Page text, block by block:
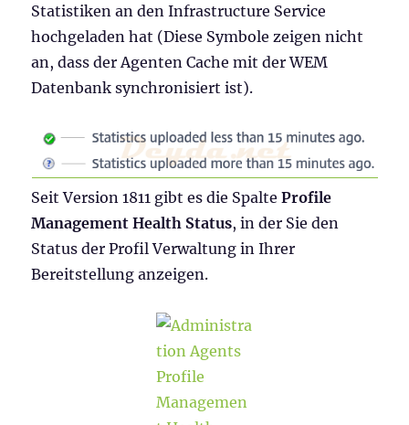
Statistiken an den Infrastructure Service
hochgeladen hat (Diese Symbole zeigen nicht
an, dass der Agenten Cache mit der WEM
Datenbank synchronisiert ist).
Seit Version 1811 gibt es die SpalteProfile
Management Health Status, in der Sie den
Status der Profil Verwaltung in Ihrer
Bereitstellung anzeigen.